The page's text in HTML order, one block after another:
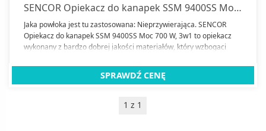
SENCOR Opiekacz do kanapek SSM 9400SS Moc 700 W, 3w1
Jaka powłoka jest tu zastosowana: Nieprzywierająca. SENCOR
Opiekacz do kanapek SSM 9400SS Moc 700 W, 3w1 to opiekacz
wykonany z bardzo dobrej jakości materiałów, który wzbogaci
opiekacza: 225 x 224 x 86 mm.SPRAWDŹ CENĘ
1 z 1